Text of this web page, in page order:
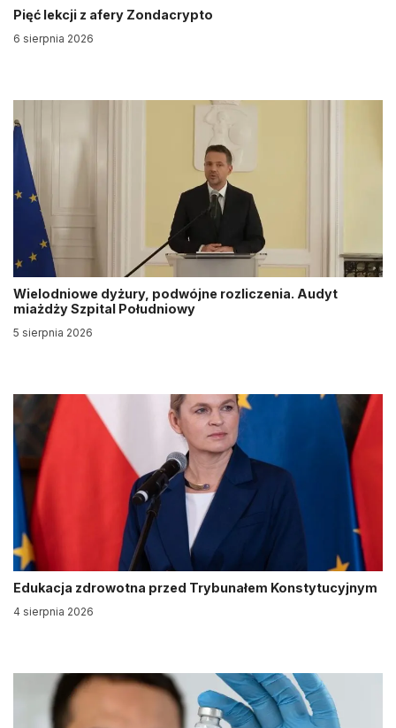
Pięć lekcji z afery Zondacrypto
6 sierpnia 2026
Wielodniowe dyżury, podwójne rozliczenia. Audyt
miażdży Szpital Południowy
5 sierpnia 2026
Edukacja zdrowotna przed Trybunałem Konstytucyjnym
4 sierpnia 2026